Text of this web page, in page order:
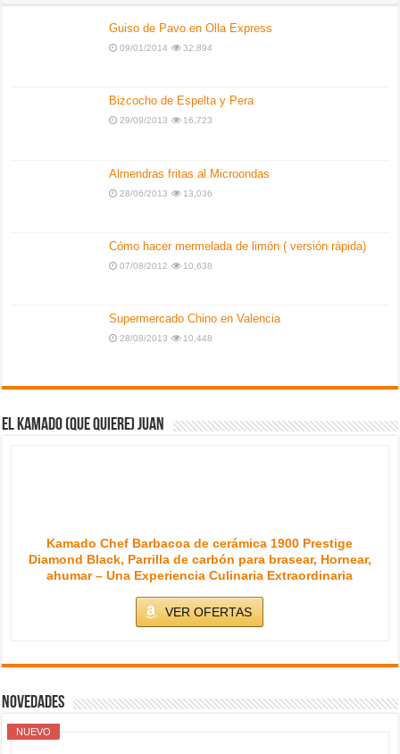
Guiso de Pavo en Olla Express
09/01/2014 32,894
Bizcocho de Espelta y Pera
29/09/2013 16,723
Almendras fritas al Microondas
28/06/2013 13,036
Cómo hacer mermelada de limón ( versión rápida)
07/08/2012 10,638
Supermercado Chino en Valencia
28/08/2013 10,448
El kamado (que quiere) Juan
Kamado Chef Barbacoa de cerámica 1900 Prestige
Diamond Black, Parrilla de carbón para brasear, Hornear,
ahumar – Una Experiencia Culinaria Extraordinaria
VER OFERTAS
Novedades
NUEVO